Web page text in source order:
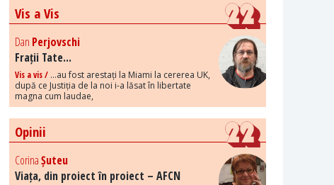
Vis a Vis
Dan Perjovschi
Frații Tate...
Vis a vis / ...au fost arestați la Miami la cererea UK,
după ce Justiția de la noi i-a lăsat în libertate
magna cum laudae,
Opinii
CorinaȘuteu
Viața, din proiect în proiect – AFCN